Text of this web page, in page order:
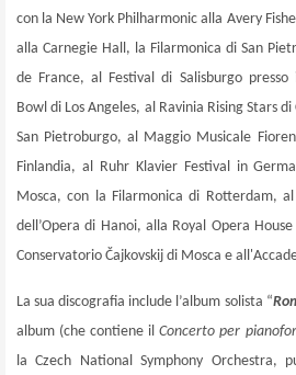
con la New York Philharmonic alla Avery
alla Carnegie Hall, la Filarmonica di San
de France, al Festival di Salisburgo
Bowl di Los Angeles, al Ravinia Rising Stars
San Pietroburgo, al Maggio Musicale
Finlandia, al Ruhr Klavier Festival in
Mosca, con la Filarmonica di Rotterdam,
dell’Opera di Hanoi, alla Royal Opera
Conservatorio Čajkovskij di Mosca e
La sua discografia include l’album solista “
album (che contiene ilConcerto per
la Czech National Symphony Orchestra,